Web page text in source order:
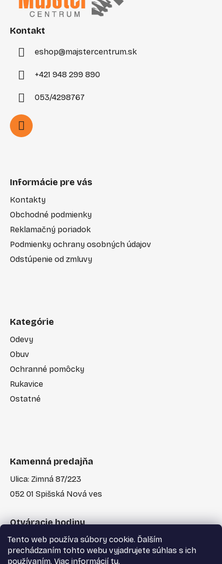
Tento web používa súbory cookie. Ďalším
prechádzaním tohto webu vyjadrujete súhlas s ich
používaním. Viac informácií tu.
Kontakt
eshop@majstercentrum.sk
+421 948 299 890
053/4298767
Informácie pre vás
Kontakty
Obchodné podmienky
Reklamačný poriadok
Podmienky ochrany osobných údajov
Odstúpenie od zmluvy
Kategórie
Odevy
Obuv
Ochranné pomôcky
Rukavice
Ostatné
Kamenná predajňa
Ulica: Zimná 87/223
052 01 Spišská Nová ves
Otváracie hodiny
Po-Pia: 7:30 - 17:00